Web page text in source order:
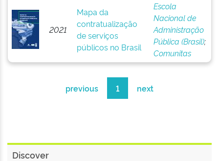
2021
Mapa da
contratualização
de serviços
públicos no Brasil
Escola
Nacional de
Administração
Pública (Brasil);
Comunitas
previous 1 next
Discover